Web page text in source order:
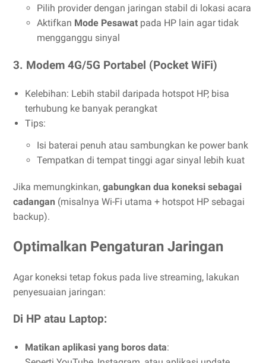
Pilih provider dengan jaringan stabil di lokasi acara
Aktifkan Mode Pesawat pada HP lain agar tidak
mengganggu sinyal
3. Modem 4G/5G Portabel (Pocket WiFi)
Kelebihan: Lebih stabil daripada hotspot HP, bisa
terhubung ke banyak perangkat
Tips:
Isi baterai penuh atau sambungkan ke power bank
Tempatkan di tempat tinggi agar sinyal lebih kuat
Jika memungkinkan, gabungkan dua koneksi sebagai
cadangan (misalnya Wi-Fi utama + hotspot HP sebagai
backup).
Optimalkan Pengaturan Jaringan
Agar koneksi tetap fokus pada live streaming, lakukan
penyesuaian jaringan:
Di HP atau Laptop:
Matikan aplikasi yang boros data: